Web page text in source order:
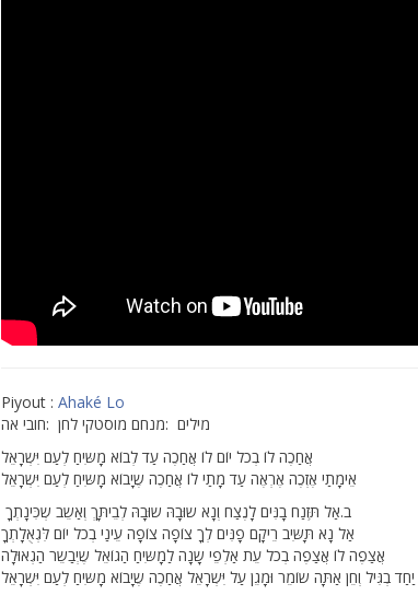
Piyout :Ahaké Lo
מילים :מנחם מוסטקי לחן :חובי אה
אֲחַכֶה לוֹ בְכֹל יוֹם לוֹ אֲחַכֶה עַד לְבוֹא מָשִּיחַ לְעַם יִּשְרָאֵל
אֵימָתַי אֶזְכֶה אֶרְאֶה עַד מָתַי לוֹ אֲחַכֶה שֶיָבוֹא מָשִּיחַ לְעַם יִּשְרָאֵל
ב.אַל תִּּזְנַח בָנִּים לָנֶצַח וְנָא שוּבָהּ שוּבָהּ לְבֵיתָּךְ וְאַשֵב שְכִּינָתְךָ
אַל נָא תָּשִּיב רֵיקָם פָנִּים לְךָ צוֹפָה צוֹפָה עֵינַי בְכֹל יוֹם לִּגְאֻלָתְךָ
אֲצַפֶה לוֹ אֲצַפֶה בְכֹל עֵת אַלְפֵי שָנָה לַמָשִּיחַ הַגוֹאֵל שֶיְבַשֵר הַגְאוּלָה
בְגִּיל וְחֵן אַתָּה שוֹמֵר וּמָגֵן עַל יִּשְרָאֵל אֲחַכֶה שֶיָבוֹא מָשִּיחַ לְעַם יִּשְרָאֵל